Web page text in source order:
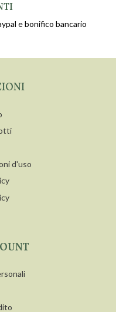
e bonifico bancario
d'uso